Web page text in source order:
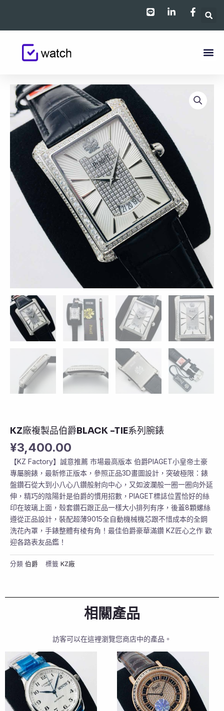
KZ廠複製品伯爵BLACK -TIE系列腕錶
¥3,400.00
【KZ Factory】誠意推薦 市場最高版本 伯爵PIAGET小皇帝土豪
專屬腕錶，最新修正版本，參照正品3D畫圖設計，突破極限：錶
盤鑽石從大到小八心八鑽般射向中心，又如波瀾般一圈一圈向外延
伸，精巧的陰陽針是伯爵的慣用招數，PIAGET標誌位置恰好的絲
印在玻璃上面，殼套鑽石跟正品一樣大小排列有序，後蓋8顆螺絲
遵從正品設計，裝配超薄9015全自動機械機芯跟不惜成本的全鋼
洗花內罩，手錶整體有棱有角！最佳伯爵豪華滿鑽 KZ匠心之作 歡
迎各路表友品鑑！
分類 伯爵 標籤 KZ廠
相關產品
訪客可以在這裡瀏覽您商店中的產品。